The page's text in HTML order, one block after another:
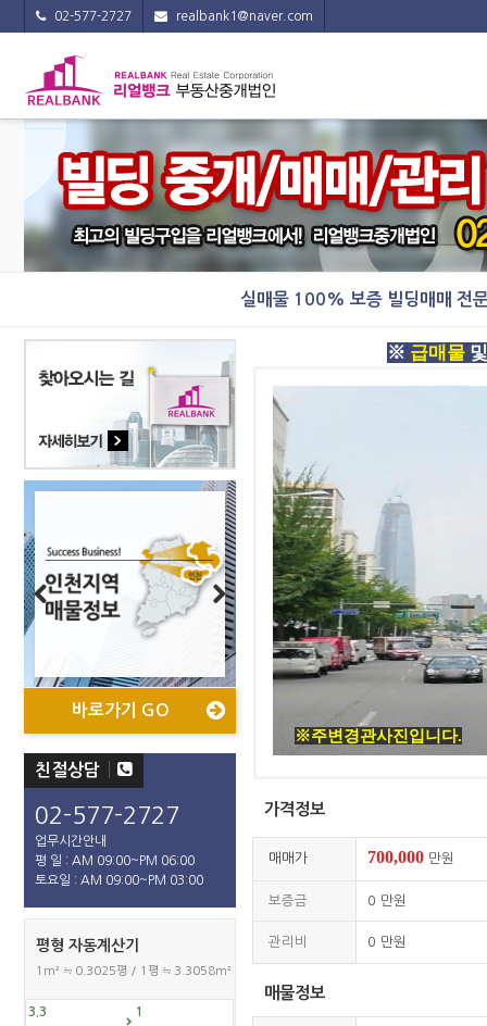
02-577-2727 realbank1@naver.com
실매물 100% 보증 빌딩매매 전
바로가기 GO
바로가기 GO
바로가기 GO
바로가기 GO
Previous Next
친절상담
02-577-2727
업무시간안내
평 일 : AM 09:00~PM 06:00
토요일 : AM 09:00~PM 03:00
평형 자동계산기
1m² ≒ 0.3025평 / 1평 ≒ 3.3058m²
※ 급매물
※주변경관사진입니다.
가격정보
매매가 700,000 만원
보증금 0 만원
관리비 0 만원
매물정보